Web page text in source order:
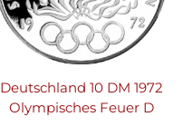
Deutschland 10 DM 1972
Olympisches Feuer D